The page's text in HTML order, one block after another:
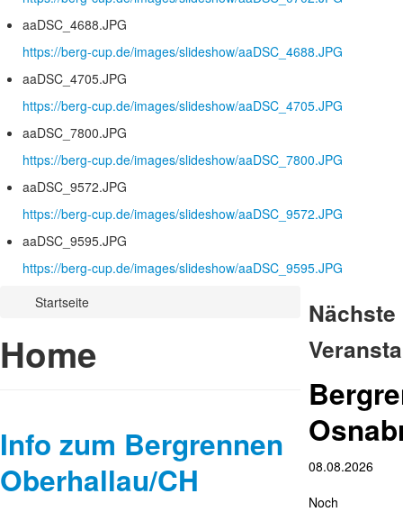
aaDSC_4688.JPG
https://berg-cup.de/images/slideshow/aaDSC_4688.JPG
aaDSC_4705.JPG
https://berg-cup.de/images/slideshow/aaDSC_4705.JPG
aaDSC_7800.JPG
https://berg-cup.de/images/slideshow/aaDSC_7800.JPG
aaDSC_9572.JPG
https://berg-cup.de/images/slideshow/aaDSC_9572.JPG
aaDSC_9595.JPG
https://berg-cup.de/images/slideshow/aaDSC_9595.JPG
Startseite
Home
Info zum Bergrennen
Oberhallau/CH
Nächste
08.08.2026
Noch